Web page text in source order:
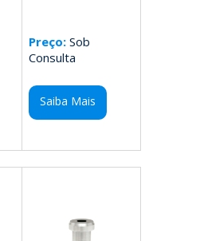
Preço:Sob
Consulta
Saiba Mais